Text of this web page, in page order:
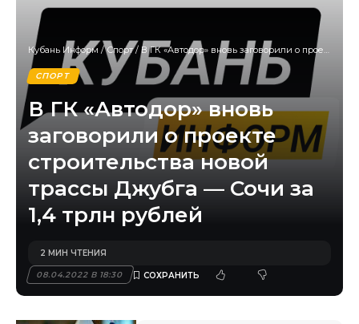
Кубань Информ /Спорт/ В ГК «Автодор» вновь заговорили о проекте строительства новой трассы Джубга — Сочи за 1,4 трлн рублей
СПОРТ
В ГК «Автодор» вновь
заговорили о проекте
строительства новой
трассы Джубга — Сочи за
1,4 трлн рублей
08.04.2022 В 18:30
2 МИН ЧТЕНИЯ